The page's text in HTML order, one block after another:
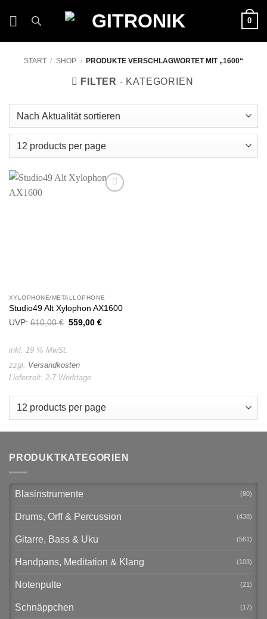
0
START / SHOP / PRODUKTE VERSCHLAGWORTET MIT „1600“
FILTER
XYLOPHONE/METALLOPHONE
Studio49 Alt Xylophon AX1600
UVP: 610,00€ Ursprünglicher
559,00 €Aktueller
inkl. 19 % MwSt.
zzgl. Versandkosten
Lieferzeit: 2-7 Werktage
PRODUKTKATEGORIEN
Blasinstrumente (80)
Drums, Orff & Percussion (438)
Gitarre, Bass & Uku (561)
Handpans, Meditation & Klang (103)
Notenpulte (21)
Schnäppchen (17)